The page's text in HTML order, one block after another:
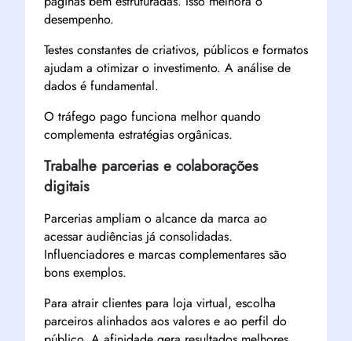
desempenho.
Testes constantes de criativos, públicos e formatos
ajudam a otimizar o investimento. A análise de
dados é fundamental.
O tráfego pago funciona melhor quando
complementa estratégias orgânicas.
Trabalhe parcerias e colaborações
digitais
Parcerias ampliam o alcance da marca ao
acessar audiências já consolidadas.
Influenciadores e marcas complementares são
bons exemplos.
Para atrair clientes para loja virtual, escolha
parceiros alinhados aos valores e ao perfil do